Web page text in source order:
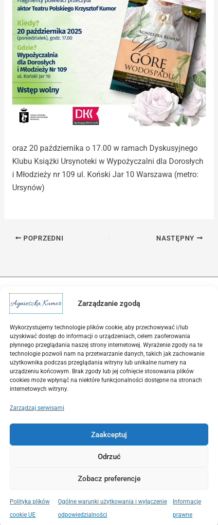
Zarządzanie zgodą
Wykorzystujemy technologie plików cookie, aby przechowywać i/lub
uzyskiwać dostęp do informacji o urządzeniach, celem zaoferowania
płynnego przeglądania naszej strony internetowej. Wyrażenie zgody na te
technologie pozwoli nam na przetwarzanie danych, takich jak zachowanie
użytkownika podczas przeglądania witryny lub unikalne numery na
urządzeniu końcowym. Brak zgody lub jej cofnięcie stosowania plików
cookies może wpłynąć na niektóre funkcjonalności dostępne na stronach
internetowych witryny.
Zarządzaj serwisami
Zaakceptuj
Odrzuć
Zobacz preferencje
Polityka plików
cookie UE
Ogólne warunki użytkowania i wyłączenie
odpowiedzialności
Informacje
prawne
oraz 20 października o 17.00 w ramach Dyskusyjnego
Klubu Książki Ursynoteki w Wypożyczalni dla Dorosłych
i Młodzieży nr 109 ul. Koński Jar 10 Warszawa (metro:
Ursynów)
POPRZEDNI NASTĘPNY
Polski
Polityka prywatności
Polityka cookies (EU)
Copyright © 2026 | Agnieszka Kumor | Design by Carine -
Digit2Go